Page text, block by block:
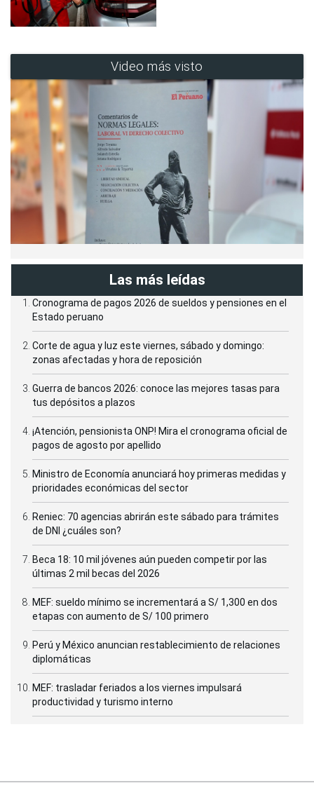
Video más visto
Las más leídas
Cronograma de pagos 2026 de sueldos y pensiones en el
Estado peruano
Corte de agua y luz este viernes, sábado y domingo:
zonas afectadas y hora de reposición
Guerra de bancos 2026: conoce las mejores tasas para
tus depósitos a plazos
¡Atención, pensionista ONP! Mira el cronograma oficial de
pagos de agosto por apellido
Ministro de Economía anunciará hoy primeras medidas y
prioridades económicas del sector
Reniec: 70 agencias abrirán este sábado para trámites
de DNI ¿cuáles son?
Beca 18: 10 mil jóvenes aún pueden competir por las
últimas 2 mil becas del 2026
MEF: sueldo mínimo se incrementará a S/ 1,300 en dos
etapas con aumento de S/ 100 primero
Perú y México anuncian restablecimiento de relaciones
diplomáticas
MEF: trasladar feriados a los viernes impulsará
productividad y turismo interno